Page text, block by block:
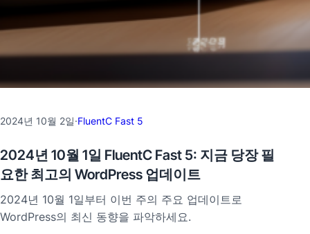
2024년 10월 2일·FluentC Fast 5
2024년 10월 1일 FluentC Fast 5: 지금 당장 필
요한 최고의 WordPress 업데이트
2024년 10월 1일부터 이번 주의 주요 업데이트로
WordPress의 최신 동향을 파악하세요.